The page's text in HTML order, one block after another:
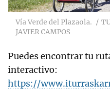
Vía Verde del Plazaola.
JAVIER CAMPOS
Puedes encontrar tu
interactivo:
https://